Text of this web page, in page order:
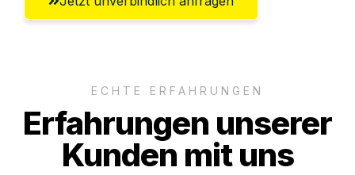
ECHTE ERFAHRUNGEN
Erfahrungen unserer
Kunden mit uns